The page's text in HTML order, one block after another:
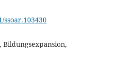
ssoar.103430